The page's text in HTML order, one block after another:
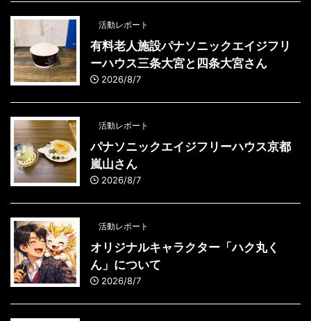
活動レポート
有料老人施設パナソニックエイジフリ
ーハウス三条大宮と四条大宮さん
2026/8/7
活動レポート
パナソニックエイジフリーハウス京都
嵐山さん
2026/8/7
活動レポート
オリジナルキャラクター「ハク丸く
ん」について
2026/8/7